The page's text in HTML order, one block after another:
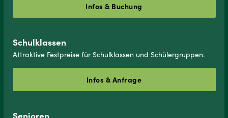
Infos & Buchung
Schulklassen
Attraktive Festpreise für Schulklassen und Schülergruppen.
Infos & Anfrage
Senioren